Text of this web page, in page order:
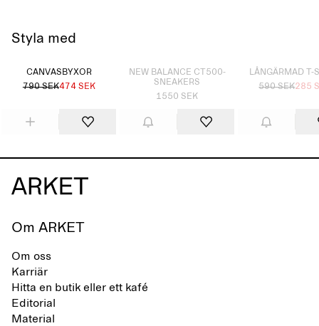
Styla med
CANVASBYXOR
790 SEK474 SEK
NEW BALANCE CT500-
SNEAKERS
1550 SEK
LÅNGÄRMAD T-
590 SEK285
Om ARKET
Om oss
Karriär
Hitta en butik eller ett kafé
Editorial
Material